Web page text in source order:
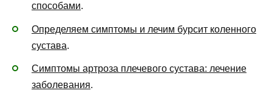
способами.
Определяем симптомы и лечим бурсит коленного
сустава.
Симптомы артроза плечевого сустава: лечение
заболевания.